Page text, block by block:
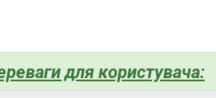
для користувача: